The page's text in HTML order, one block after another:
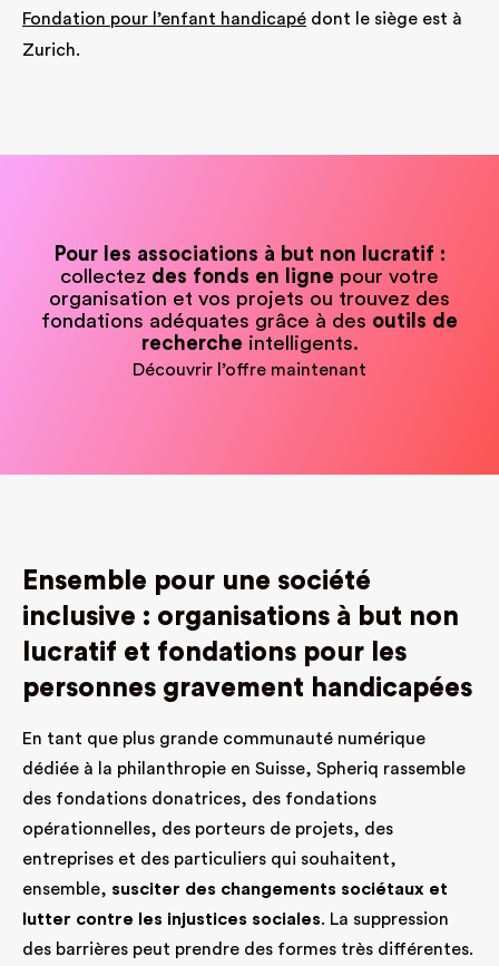
Fondation pour l’enfant handicapé dont le siège est à
Zurich.
Pour les associations à but non lucratif :
collectez des fonds en ligne pour votre
organisation et vos projets ou trouvez des
fondations adéquates grâce à des outils de
recherche intelligents.
Découvrir l’offre maintenant
Ensemble pour une société
inclusive : organisations à but non
lucratif et fondations pour les
personnes gravement handicapées
En tant que plus grande communauté numérique
dédiée à la philanthropie en Suisse, Spheriq rassemble
des fondations donatrices, des fondations
opérationnelles, des porteurs de projets, des
entreprises et des particuliers qui souhaitent,
ensemble, susciter des changements sociétaux et
lutter contre les injustices sociales. La suppression
des barrières peut prendre des formes très différentes.